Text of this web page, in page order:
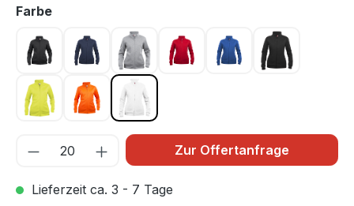
Farbeauswählen
Anthrazit meliert 955
Dunkel Marine 580
Graumeliert 95
Rot 35 Royal Blau 55Schwarz 99
Warnschutz Gelb 11
Warnschutz Orange 170
Weiss 00
Zur Offertanfrage
Lieferzeit ca. 3 - 7 Tage